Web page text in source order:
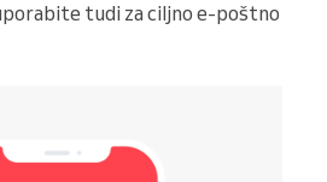
tudi za ciljno e-poštno